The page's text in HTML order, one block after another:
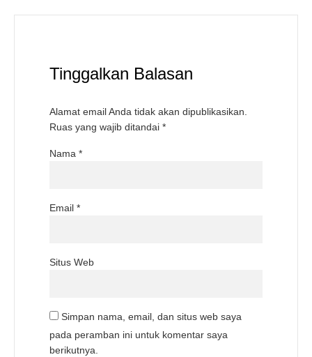
Tinggalkan Balasan
Alamat email Anda tidak akan dipublikasikan.
Ruas yang wajib ditandai *
Nama *
Email *
Situs Web
Simpan nama, email, dan situs web saya
pada peramban ini untuk komentar saya
berikutnya.